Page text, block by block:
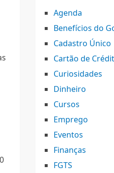
Agenda
Benefícios do
Cadastro Único
Cartão de
Curiosidades
Dinheiro
Cursos
Emprego
Eventos
Finanças
FGTS